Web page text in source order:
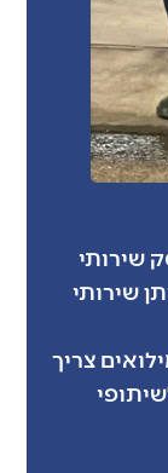
שירותי
שירותי
צריך